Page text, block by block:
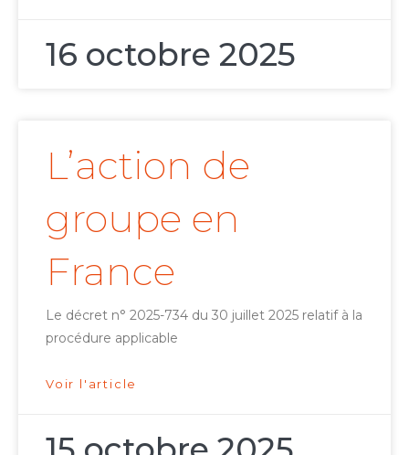
16 octobre 2025
L’action de
groupe en
France
Le décret n° 2025-734 du 30 juillet 2025 relatif à la
procédure applicable
Voir l'article